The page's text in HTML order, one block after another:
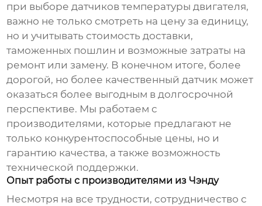
при выборедатчиков температуры двигателя,
важно не только смотреть на цену за единицу,
но и учитывать стоимость доставки,
таможенных пошлин и возможные затраты на
ремонт или замену. В конечном итоге, более
дорогой, но более качественный датчик может
оказаться более выгодным в долгосрочной
перспективе. Мы работаем с
производителями, которые предлагают не
только конкурентоспособные цены, но и
гарантию качества, а также возможность
технической поддержки.
Опыт работы с производителями из Чэнду
Несмотря на все трудности, сотрудничество с